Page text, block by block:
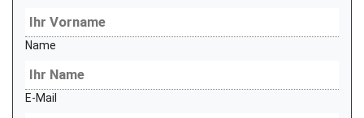
Name
E-Mail